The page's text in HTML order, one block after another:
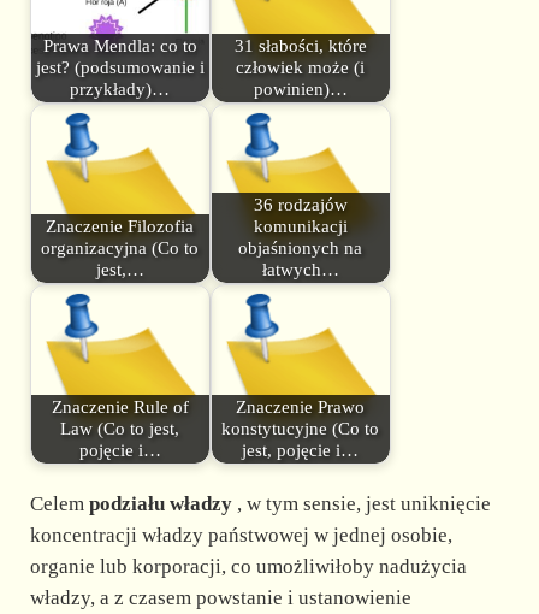
Prawa Mendla: co to
jest? (podsumowanie i
przykłady)…
31 słabości, które
człowiek może (i
powinien)…
Znaczenie Filozofia
organizacyjna (Co to
jest,…
36 rodzajów
komunikacji
objaśnionych na
łatwych…
Znaczenie Rule of
Law (Co to jest,
pojęcie i…
Znaczenie Prawo
konstytucyjne (Co to
jest, pojęcie i…
Celem podziału władzy, w tym sensie, jest uniknięcie
koncentracji władzy państwowej w jednej osobie,
organie lub korporacji, co umożliwiłoby nadużycia
władzy, a z czasem powstanie i ustanowienie